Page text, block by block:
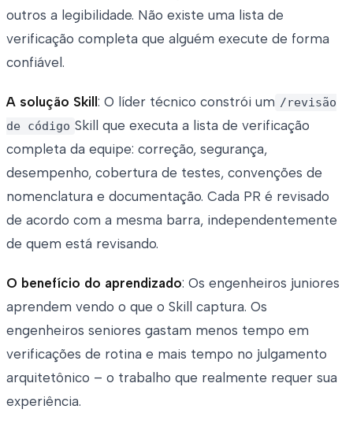
outros a legibilidade. Não existe uma lista de
verificação completa que alguém execute de forma
confiável.
A solução Skill: O líder técnico constrói um /revisão
de código Skill que executa a lista de verificação
completa da equipe: correção, segurança,
desempenho, cobertura de testes, convenções de
nomenclatura e documentação. Cada PR é revisado
de acordo com a mesma barra, independentemente
de quem está revisando.
O benefício do aprendizado: Os engenheiros juniores
aprendem vendo o que o Skill captura. Os
engenheiros seniores gastam menos tempo em
verificações de rotina e mais tempo no julgamento
arquitetônico – o trabalho que realmente requer sua
experiência.